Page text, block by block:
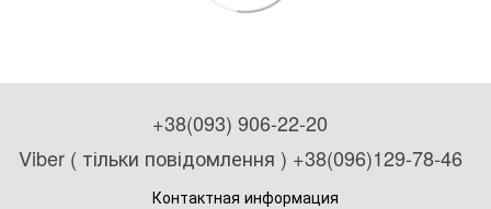
+38(093) 906-22-20
Viber ( тільки повідомлення ) +38(096)129-78-46
Контактная информация